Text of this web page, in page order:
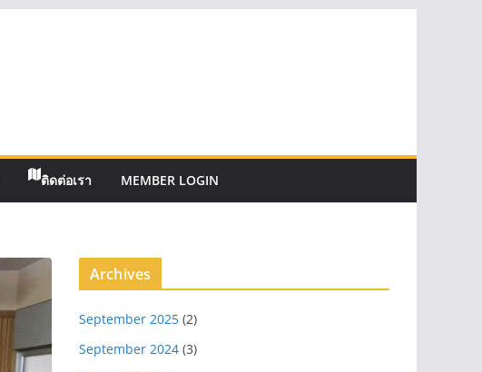
ติดต่อเรา MEMBER LOGIN
Archives
September 2025 (2)
September 2024 (3)